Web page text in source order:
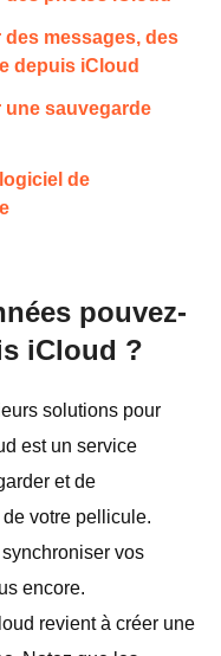
des messages, des
depuis iCloud
une sauvegarde
de
pouvez-
iCloud ?
solutions pour
est un service
et de
votre pellicule.
vos
encore.
revient à créer une